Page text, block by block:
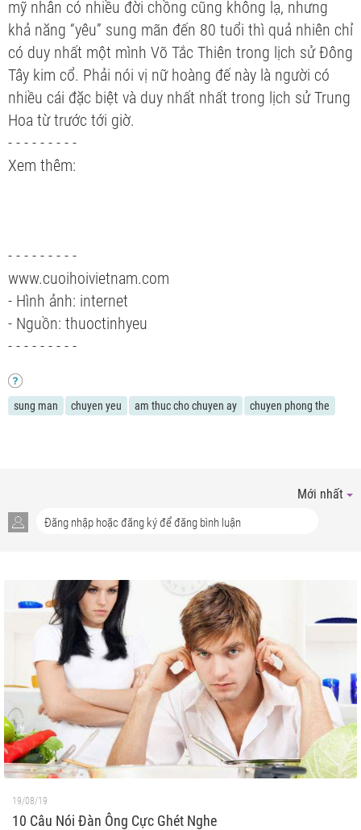
mỹ nhân có nhiều đời chồng cũng không lạ, nhưng
khả năng “yêu” sung mãn đến 80 tuổi thì quả nhiên chỉ
có duy nhất một mình Võ Tắc Thiên trong lịch sử Đông
Tây kim cổ. Phải nói vị nữ hoàng đế này là người có
nhiều cái đặc biệt và duy nhất nhất trong lịch sử Trung
Hoa từ trước tới giờ.
- - - - - - - - -
Xem thêm:
- - - - - - - - -
www.cuoihoivietnam.com
- Hình ảnh: internet
- Nguồn: thuoctinhyeu
- - - - - - - - -
sung man chuyen yeu am thuc cho chuyen ay chuyen phong the
Mới nhất
19/08/19
10 Câu Nói Đàn Ông Cực Ghét Nghe